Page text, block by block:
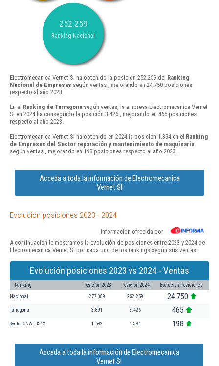
252.259
Ranking Nacional
Electromecanica Vernet Sl ha obtenido la posición 252.259 del Ranking
Nacional de Empresas según ventas , mejorando en 24.750 posiciones
respecto al año 2023.
En el Ranking de Tarragona según ventas, la empresa Electromecanica Vernet
Sl en 2024 ha conseguido la posición 3.426 , mejorando en 465 posiciones
respecto al año 2023.
Electromecanica Vernet Sl ha obtenido en 2024 la posición 1.394 en el Ranking
de Empresas del Sector reparación y mantenimiento de maquinaria
según ventas , mejorando en 198 posiciones respecto al año 2023.
Acceda a toda la información de Electromecanica
Vernet Sl
Evolución posiciones 2023 - 2024
Información ofrecida por
A continuación le mostramos la evolución de posiciones entre 2023 y 2024 de
Electromecanica Vernet Sl por cada uno de los rankings según sus ventas:
Evolución posiciones 2023 vs 2024 - Ventas
Ranking Posición 2023 Posición 2024 Evolución Posiciones
Nacional 277.009 252.259 24.750
Tarragona 3.891 3.426 465
Sector CNAE 3312 1.592 1.394 198
Acceda a toda la información de Electromecanica
Vernet Sl